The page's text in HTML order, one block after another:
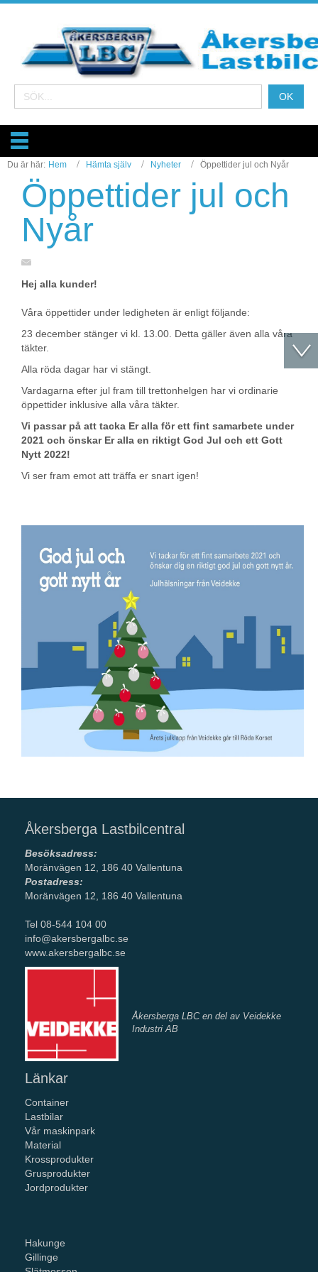
Du är här: Hem Hämta själv Nyheter Öppettider jul och Nyår
Öppettider jul och
Nyår
Hej alla kunder!
Våra öppettider under ledigheten är enligt följande:
23 december stänger vi kl. 13.00. Detta gäller även alla våra
täkter.
Alla röda dagar har vi stängt.
Vardagarna efter jul fram till trettonhelgen har vi ordinarie
öppettider inklusive alla våra täkter.
Vi passar på att tacka Er alla för ett fint samarbete under
2021 och önskar Er alla en riktigt God Jul och ett Gott
Nytt 2022!
Vi ser fram emot att träffa er snart igen!
Åkersberga Lastbilcentral
Besöksadress:
Moränvägen 12, 186 40 Vallentuna
Postadress:
Moränvägen 12, 186 40 Vallentuna
Tel 08-544 104 00
info@akersbergalbc.se
www.akersbergalbc.se
Åkersberga LBC en del av Veidekke
Industri AB
Länkar
Container
Lastbilar
Vår maskinpark
Material
Krossprodukter
Grusprodukter
Jordprodukter
Hakunge
Gillinge